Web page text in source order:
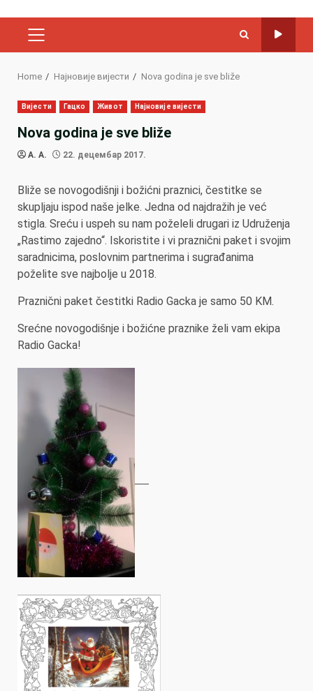
PRIMARY
Home Најновије вијести Nova godina je sve bliže
Вијести Гацко Живот Најновије вијести
Nova godina je sve bliže
A. A. 22. децембар 2017.
Bliže se novogodišnji i božićni praznici, čestitke se
skupljaju ispod naše jelke. Jedna od najdražih je već
stigla. Sreću i uspeh su nam poželeli drugari iz Udruženja
„Rastimo zajedno“. Iskoristite i vi praznični paket i svojim
saradnicima, poslovnim partnerima i sugrađanima
poželite sve najbolje u 2018.
Praznični paket čestitki Radio Gacka je samo 50 KM.
Srećne novogodišnje i božićne praznike želi vam ekipa
Radio Gacka!